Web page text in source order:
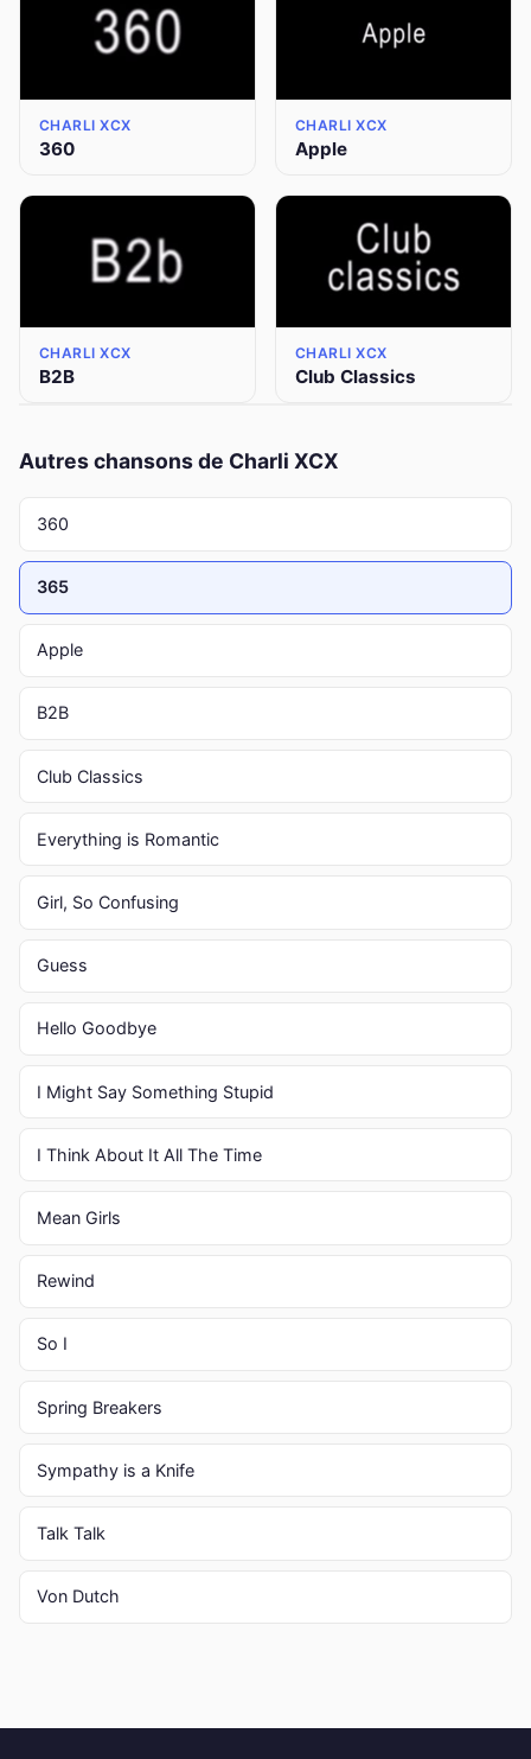
CHARLI XCX
360
CHARLI XCX
Apple
CHARLI XCX
B2B
CHARLI XCX
Club Classics
Autres chansons de Charli XCX
360
365
Apple
B2B
Club Classics
Everything is Romantic
Girl, So Confusing
Guess
Hello Goodbye
I Might Say Something Stupid
I Think About It All The Time
Mean Girls
Rewind
So I
Spring Breakers
Sympathy is a Knife
Talk Talk
Von Dutch